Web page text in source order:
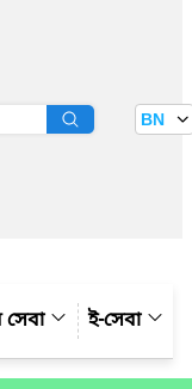
BN
ই-সেবা